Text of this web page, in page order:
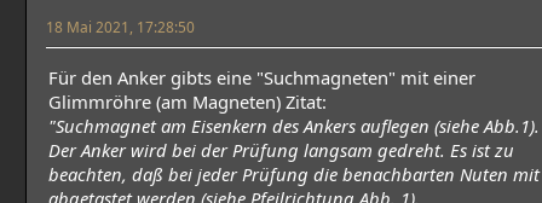
18 Mai 2021, 17:28:50
Für den Anker gibts eine "Suchmagneten" mit einer
Glimmröhre (am Magneten) Zitat:
"Suchmagnet am Eisenkern des Ankers auflegen (siehe Abb.1).
Der Anker wird bei der Prüfung langsam gedreht. Es ist zu
beachten, daß bei jeder Prüfung die benachbarten Nuten mit
abgetastet werden (siehe Pfeilrichtung Abb. 1).